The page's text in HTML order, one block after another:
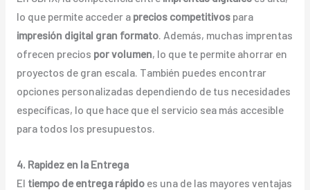
lo que permite acceder a precios competitivospara
impresión digital gran formato. Además, muchas imprentas
ofrecen precios por volumen, lo que te permite ahorrar en
proyectos de gran escala. También puedes encontrar
opciones personalizadas dependiendo de tus necesidades
específicas, lo que hace que el servicio sea más accesible
para todos los presupuestos.
4. Rapidez en la Entrega
El tiempo de entrega rápidoes una de las mayores ventajas